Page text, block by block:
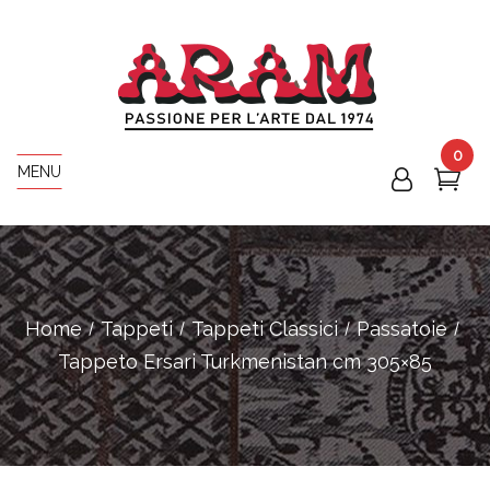
MENU
0
Home Tappeti Tappeti Classici
Passatoie
Tappeto Ersari Turkmenistan cm 305×85